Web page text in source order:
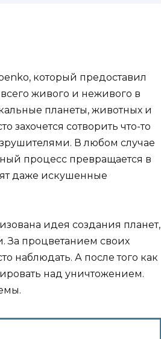
который предоставил
живого и неживого в
планеты, животных и
сотворить что-то
В любом случае
процесс превращается в
даже искушенные
идея создания планет,
За процветанием своих
наблюдать. А после того как
над уничтожением.